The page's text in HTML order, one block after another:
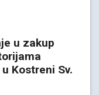
u zakup
Kostreni Sv.